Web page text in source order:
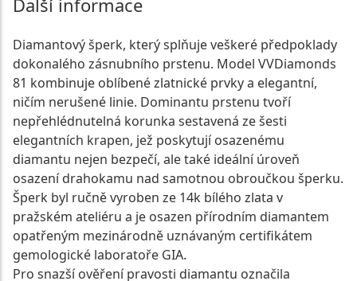
Další informace
Diamantový šperk, který splňuje veškeré předpoklady
dokonalého zásnubního prstenu. Model VVDiamonds
81 kombinuje oblíbené zlatnické prvky a elegantní,
ničím nerušené linie. Dominantu prstenu tvoří
nepřehlédnutelná korunka sestavená ze šesti
elegantních krapen, jež poskytují osazenému
diamantu nejen bezpečí, ale také ideální úroveň
osazení drahokamu nad samotnou obroučkou šperku.
Šperk byl ručně vyroben ze 14k bílého zlata v
pražském ateliéru a je osazen přírodním diamantem
opatřeným mezinárodně uznávaným certifikátem
gemologické laboratoře GIA.
Pro snazší ověření pravosti diamantu označila